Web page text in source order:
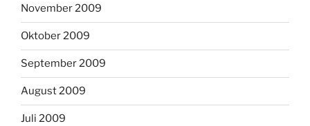
November 2009
Oktober 2009
September 2009
August 2009
Juli 2009